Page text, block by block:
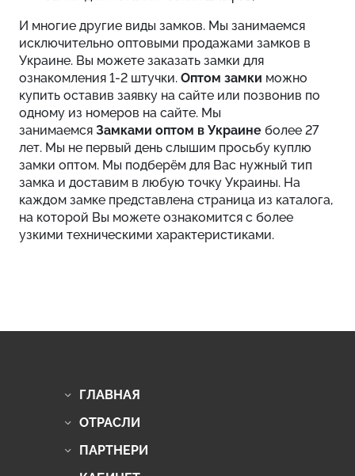
И многие другие виды замков. Мы занимаемся
исключительно оптовыми продажами замков в
Украине. Вы можете заказать замки для
ознакомления 1-2 штучки. Оптом замки можно
купить оставив заявку на сайте или позвонив по
одному из номеров на сайте. Мы
занимаемся Замками оптом в Украине более 27
лет. Мы не первый день слышим просьбу куплю
замки оптом. Мы подберём для Вас нужный тип
замка и доставим в любую точку Украины. На
каждом замке представлена страница из каталога,
на которой Вы можете ознакомится с более
узкими техническими характеристиками.
ГЛАВНАЯ
ОТРАСЛИ
ПАРТНЕРИ